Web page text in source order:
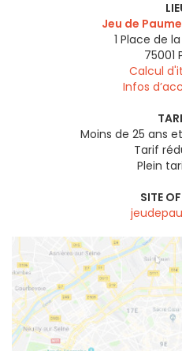
Jeu de
1 Place de
75001
Calcul
Infos
Moins de 25 ans
Tarif
Plein
SITE